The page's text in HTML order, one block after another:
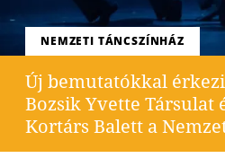
NEMZETI TÁNCSZÍNHÁZ
Új bemutatókkal
Bozsik Yvette Társulat
Kortárs Balett a